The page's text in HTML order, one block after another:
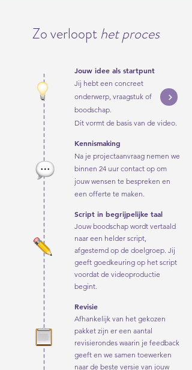
Zo verloopt het proces
Jouw idee als startpunt
Jij hebt een concreet
onderwerp, vraagstuk of
boodschap.
Dit vormt de basis van de video.
Kennismaking
​Na je projectaanvraag nemen we
binnen 24 uur contact op om
jouw wensen te bespreken en
een offerte te maken.
Script in begrijpelijke taal
Jouw boodschap wordt vertaald
naar een helder script,
afgestemd op de doelgroep. Jij
geeft goedkeuring op het script
voordat de videoproductie
begint.
Revisie
Afhankelijk van het gekozen
pakket zijn er een aantal
revisierondes waarin je feedback
geeft en we samen toewerken
naar de beste versie van jouw